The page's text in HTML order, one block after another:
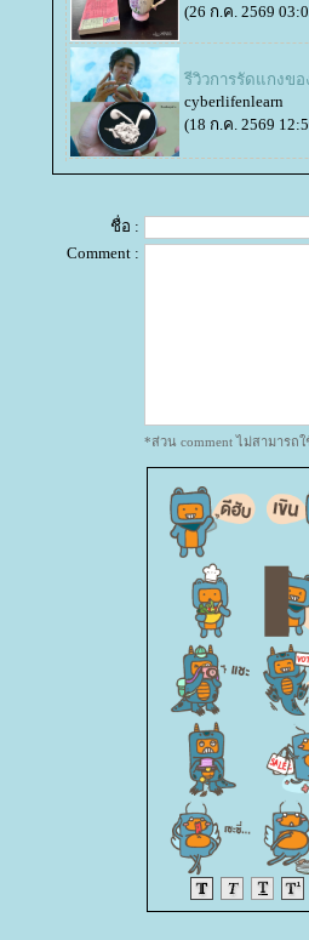
(26 ก.ค. 2569
รีวิวการรัดแกงข
cyberlifenlearn
(18 ก.ค. 2569
ชื่อ :
Comment :
*ส่วน comment ไม่สามารถใ